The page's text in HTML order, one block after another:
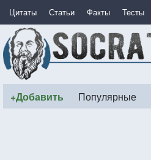
Цитаты Статьи Факты Тесты
+Добавить Популярные